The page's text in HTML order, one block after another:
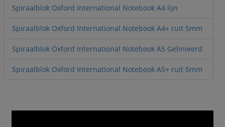
Spiraalblok Oxford International Notebook A4 lijn
Spiraalblok Oxford International Notebook A4+ ruit 5mm
Spiraalblok Oxford International Notebook A5 Gelinieerd
Spiraalblok Oxford International Notebook A5+ ruit 5mm